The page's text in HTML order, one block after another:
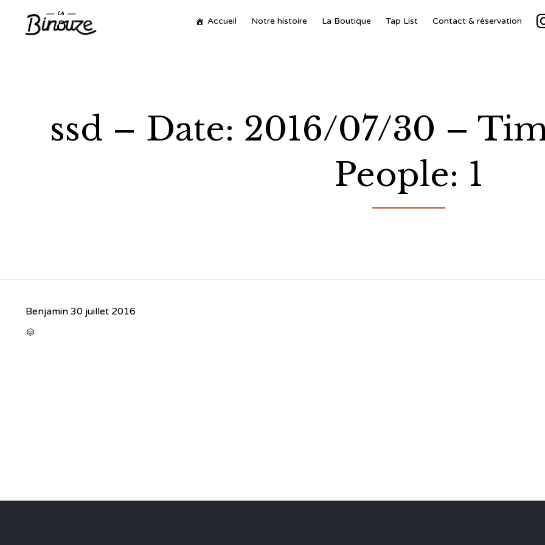
Accueil Notre histoire La Boutique Tap List Contact & réservation
ssd – Date: 2016/07/30 –
People: 1
Benjamin 30 juillet 2016
